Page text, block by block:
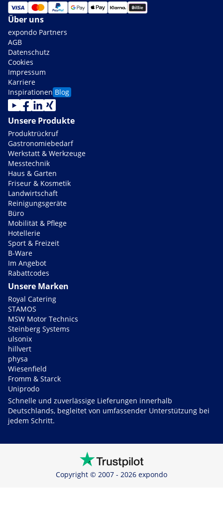
Über uns
expondo Partners
AGB
Datenschutz
Cookies
Impressum
Karriere
Inspirationen Blog
Unsere Produkte
Produktrückruf
Gastronomiebedarf
Werkstatt & Werkzeuge
Messtechnik
Haus & Garten
Friseur & Kosmetik
Landwirtschaft
Reinigungsgeräte
Büro
Mobilität & Pflege
Hotellerie
Sport & Freizeit
B-Ware
Im Angebot
Rabattcodes
Unsere Marken
Royal Catering
STAMOS
MSW Motor Technics
Steinberg Systems
ulsonix
hillvert
physa
Wiesenfield
Fromm & Starck
Uniprodo
Schnelle und zuverlässige Lieferungen innerhalb
Deutschlands, begleitet von umfassender Unterstützung bei
jedem Schritt.
Copyright © 2007 - 2026 expondo